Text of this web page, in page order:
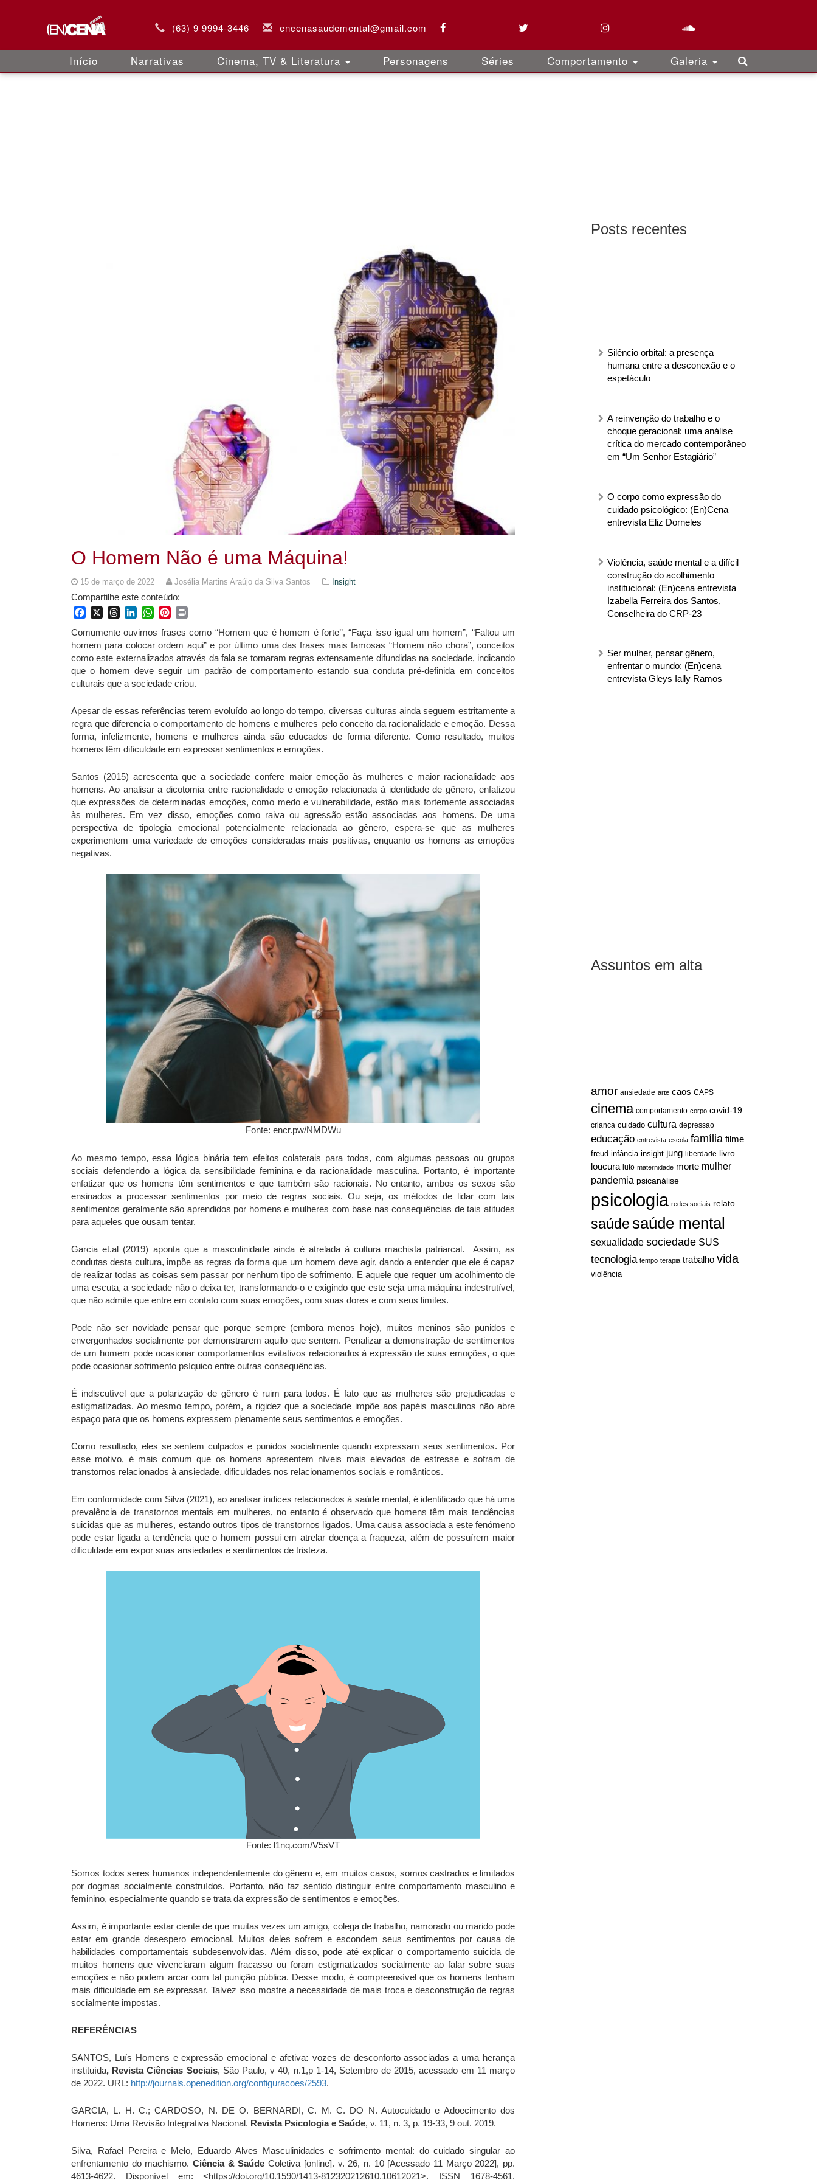
(63) 9 9994-3446 encenasaudemental@gmail.com
Início Narrativas Cinema, TV & Literatura Personagens Séries Comportamento Galeria
Posts recentes
Silêncio orbital: a presença
humana entre a desconexão e o
espetáculo
A reinvenção do trabalho e o
choque geracional: uma análise
crítica do mercado contemporâneo
em “Um Senhor Estagiário”
O corpo como expressão do
cuidado psicológico: (En)Cena
entrevista Eliz Dorneles
Violência, saúde mental e a difícil
construção do acolhimento
institucional: (En)cena entrevista
Izabella Ferreira dos Santos,
Conselheira do CRP-23
Ser mulher, pensar gênero,
enfrentar o mundo: (En)cena
entrevista Gleys Ially Ramos
Assuntos em alta
amor ansiedade arte caos CAPS
cinema comportamento corpo covid-19
crianca cuidado cultura depressao
educação entrevista escola família filme
freud infância insight jung liberdade livro
loucura luto maternidade morte mulher
pandemia psicanálise
psicologia redes sociais relato
saúdesaúde mental
sexualidade sociedade SUS
tecnologia tempo terapia trabalho vida
violência
O Homem Não é uma Máquina!
15 de março de 2022 Josélia Martins Araújo da Silva Santos Insight
Compartilhe este conteúdo:
FacebookThreadsLinkedInWhatsApp
Pinterest
Comumente ouvimos frases como “Homem que é homem é forte’’, “Faça isso igual um homem”, “Faltou um
homem para colocar ordem aqui” e por último uma das frases mais famosas “Homem não chora”, conceitos
como este externalizados através da fala se tornaram regras extensamente difundidas na sociedade, indicando
que o homem deve seguir um padrão de comportamento estando sua conduta pré-definida em conceitos
culturais que a sociedade criou.
Apesar de essas referências terem evoluído ao longo do tempo, diversas culturas ainda seguem estritamente a
regra que diferencia o comportamento de homens e mulheres pelo conceito da racionalidade e emoção. Dessa
forma, infelizmente, homens e mulheres ainda são educados de forma diferente. Como resultado, muitos
homens têm dificuldade em expressar sentimentos e emoções.
Santos (2015) acrescenta que a sociedade confere maior emoção às mulheres e maior racionalidade aos
homens. Ao analisar a dicotomia entre racionalidade e emoção relacionada à identidade de gênero, enfatizou
que expressões de determinadas emoções, como medo e vulnerabilidade, estão mais fortemente associadas
às mulheres. Em vez disso, emoções como raiva ou agressão estão associadas aos homens. De uma
perspectiva de tipologia emocional potencialmente relacionada ao gênero, espera-se que as mulheres
experimentem uma variedade de emoções consideradas mais positivas, enquanto os homens as emoções
negativas.
Fonte: encr.pw/NMDWu
Ao mesmo tempo, essa lógica binária tem efeitos colaterais para todos, com algumas pessoas ou grupos
sociais defendendo a lógica da sensibilidade feminina e da racionalidade masculina. Portanto, é importante
enfatizar que os homens têm sentimentos e que também são racionais. No entanto, ambos os sexos são
ensinados a processar sentimentos por meio de regras sociais. Ou seja, os métodos de lidar com tais
sentimentos geralmente são aprendidos por homens e mulheres com base nas consequências de tais atitudes
para aqueles que ousam tentar.
Garcia et.al (2019) aponta que a masculinidade ainda é atrelada à cultura machista patriarcal. Assim, as
condutas desta cultura, impõe as regras da forma que um homem deve agir, dando a entender que ele é capaz
de realizar todas as coisas sem passar por nenhum tipo de sofrimento. E aquele que requer um acolhimento de
uma escuta, a sociedade não o deixa ter, transformando-o e exigindo que este seja uma máquina indestrutível,
que não admite que entre em contato com suas emoções, com suas dores e com seus limites.
Pode não ser novidade pensar que porque sempre (embora menos hoje), muitos meninos são punidos e
envergonhados socialmente por demonstrarem aquilo que sentem. Penalizar a demonstração de sentimentos
de um homem pode ocasionar comportamentos evitativos relacionados à expressão de suas emoções, o que
pode ocasionar sofrimento psíquico entre outras consequências.
É indiscutível que a polarização de gênero é ruim para todos. É fato que as mulheres são prejudicadas e
estigmatizadas. Ao mesmo tempo, porém, a rigidez que a sociedade impõe aos papéis masculinos não abre
espaço para que os homens expressem plenamente seus sentimentos e emoções.
Como resultado, eles se sentem culpados e punidos socialmente quando expressam seus sentimentos. Por
esse motivo, é mais comum que os homens apresentem níveis mais elevados de estresse e sofram de
transtornos relacionados à ansiedade, dificuldades nos relacionamentos sociais e românticos.
Em conformidade com Silva (2021), ao analisar índices relacionados à saúde mental, é identificado que há uma
prevalência de transtornos mentais em mulheres, no entanto é observado que homens têm mais tendências
suicidas que as mulheres, estando outros tipos de transtornos ligados. Uma causa associada a este fenómeno
pode estar ligada a tendência que o homem possui em atrelar doença a fraqueza, além de possuírem maior
dificuldade em expor suas ansiedades e sentimentos de tristeza.
Fonte: l1nq.com/V5sVT
Somos todos seres humanos independentemente do gênero e, em muitos casos, somos castrados e limitados
por dogmas socialmente construídos. Portanto, não faz sentido distinguir entre comportamento masculino e
feminino, especialmente quando se trata da expressão de sentimentos e emoções.
Assim, é importante estar ciente de que muitas vezes um amigo, colega de trabalho, namorado ou marido pode
estar em grande desespero emocional. Muitos deles sofrem e escondem seus sentimentos por causa de
habilidades comportamentais subdesenvolvidas. Além disso, pode até explicar o comportamento suicida de
muitos homens que vivenciaram algum fracasso ou foram estigmatizados socialmente ao falar sobre suas
emoções e não podem arcar com tal punição pública. Desse modo, é compreensível que os homens tenham
mais dificuldade em se expressar. Talvez isso mostre a necessidade de mais troca e desconstrução de regras
socialmente impostas.
REFERÊNCIAS
SANTOS, Luís Homens e expressão emocional e afetiva: vozes de desconforto associadas a uma herança
instituída, Revista Ciências Sociais, São Paulo, v 40, n.1,p 1-14, Setembro de 2015, acessado em 11 março
de 2022. URL: http://journals.openedition.org/configuracoes/2593.
GARCIA, L. H. C.; CARDOSO, N. DE O. BERNARDI, C. M. C. DO N. Autocuidado e Adoecimento dos
Homens: Uma Revisão Integrativa Nacional. Revista Psicologia e Saúde, v. 11, n. 3, p. 19-33, 9 out. 2019.
Silva, Rafael Pereira e Melo, Eduardo Alves Masculinidades e sofrimento mental: do cuidado singular ao
enfrentamento do machismo.Ciência & Saúde Coletiva [online]. v. 26, n. 10 [Acessado 11 Março 2022], pp.
4613-4622. Disponível em: <https://doi.org/10.1590/1413-812320212610.10612021>. ISSN 1678-4561.